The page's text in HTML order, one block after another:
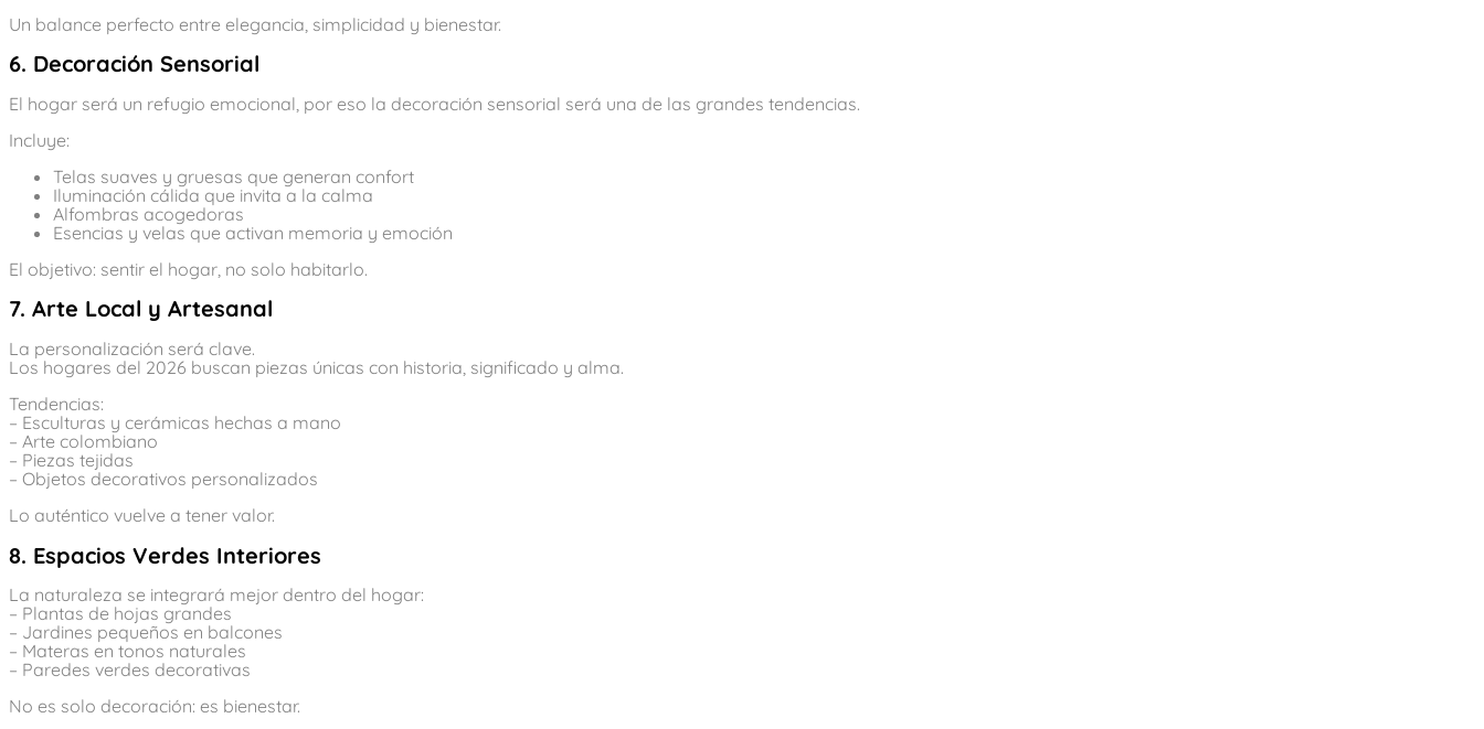
Un balance perfecto entre elegancia, simplicidad y bienestar.
6. Decoración Sensorial
El hogar será un refugio emocional, por eso la decoración sensorial será una de las grandes tendencias.
Incluye:
Telas suaves y gruesas que generan confort
Iluminación cálida que invita a la calma
Alfombras acogedoras
Esencias y velas que activan memoria y emoción
El objetivo: sentir el hogar, no solo habitarlo.
7. Arte Local y Artesanal
La personalización será clave.
Los hogares del 2026 buscan piezas únicas con historia, significado y alma.
Tendencias:
– Esculturas y cerámicas hechas a mano
– Arte colombiano
– Piezas tejidas
– Objetos decorativos personalizados
Lo auténtico vuelve a tener valor.
8. Espacios Verdes Interiores
La naturaleza se integrará mejor dentro del hogar:
– Plantas de hojas grandes
– Jardines pequeños en balcones
– Materas en tonos naturales
– Paredes verdes decorativas
No es solo decoración: es bienestar.